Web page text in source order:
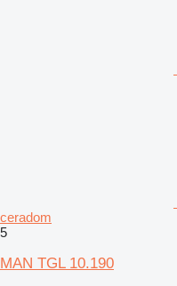
ceradom
5
MAN TGL 10.190